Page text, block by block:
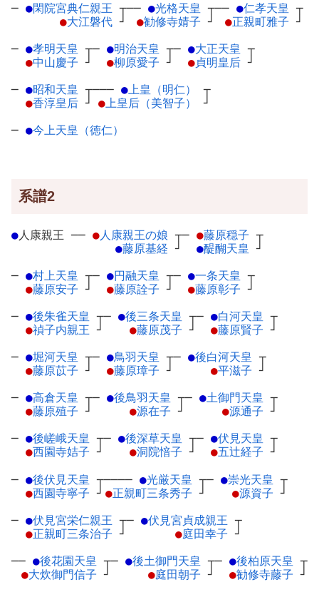
─ ●閑院宮典仁親王 ┬
●大江磐代 ┘
── ●光格天皇 ┬
●勧修寺婧子 ┘
── ●仁孝天皇 ┬
●正親町雅子 ┘
─ ●孝明天皇 ┬
●中山慶子 ┘
─ ●明治天皇 ┬
●柳原愛子 ┘
─ ●大正天皇 ┬
●貞明皇后 ┘
─ ●昭和天皇 ┬
●香淳皇后 ┘
─── ●上皇（明仁）
┬
●上皇后（美智子） ┘
─ ●今上天皇（徳仁）
系譜2
● 人康親王 ── ●人康親王の娘 ┬
●藤原基経 ┘
─ ●藤原穏子 ┬
●醍醐天皇 ┘
─ ●村上天皇 ┬
●藤原安子 ┘
─ ●円融天皇 ┬
●藤原詮子 ┘
─ ●一条天皇 ┬
●藤原彰子 ┘
─ ●後朱雀天皇 ┬
●禎子内親王 ┘
─ ●後三条天皇 ┬
●藤原茂子 ┘
─ ●白河天皇 ┬
●藤原賢子 ┘
─ ●堀河天皇 ┬
●藤原苡子 ┘
─ ●鳥羽天皇 ┬
●藤原璋子 ┘
─ ●後白河天皇 ┬
●平滋子 ┘
─ ●高倉天皇 ┬
●藤原殖子 ┘
─ ●後鳥羽天皇 ┬
●源在子 ┘
─ ●土御門天皇 ┬
●源通子 ┘
─ ●後嵯峨天皇 ┬
●西園寺姞子 ┘
─ ●後深草天皇 ┬
●洞院愔子 ┘
─ ●伏見天皇 ┬
●五辻経子 ┘
─ ●後伏見天皇 ┬
●西園寺寧子 ┘
──── ●光厳天皇 ┬
●正親町三条秀子 ┘
─ ●崇光天皇 ┬
●源資子 ┘
─ ●伏見宮栄仁親王 ┬
●正親町三条治子 ┘
─ ●伏見宮貞成親王 ┬
●庭田幸子 ┘
── ●後花園天皇 ┬
●大炊御門信子 ┘
─ ●後土御門天皇 ┬
●庭田朝子 ┘
─ ●後柏原天皇 ┬
●勧修寺藤子 ┘